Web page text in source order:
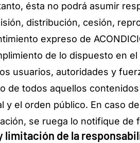
ésta no podrá asumir
distribución, cesión,
expreso de
de lo dispuesto en el
usuarios, autoridades y
de todos aquellos
y el orden público. En caso
se ruega lo notifique de
limitación de la